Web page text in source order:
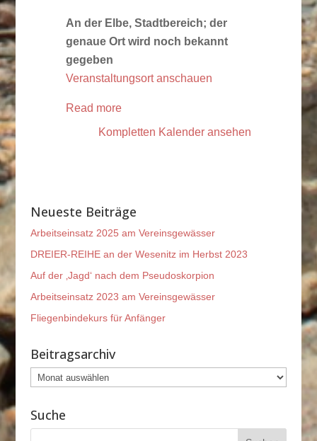
An der Elbe, Stadtbereich; der
genaue Ort wird noch bekannt
gegeben
Veranstaltungsort anschauen
Read more
Kompletten Kalender ansehen
Neueste Beiträge
Arbeitseinsatz 2025 am Vereinsgewässer
DREIER-REIHE an der Wesenitz im Herbst 2023
Auf der ‚Jagd‘ nach dem Pseudoskorpion
Arbeitseinsatz 2023 am Vereinsgewässer
Fliegenbindekurs für Anfänger
Beitragsarchiv
Beitragsarchiv
Suche